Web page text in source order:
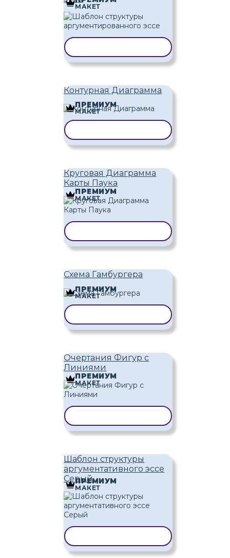
МАКЕТ
Контурная Диаграмма
ПРЕМИУМ
МАКЕТ
Круговая Диаграмма
Карты Паука
ПРЕМИУМ
МАКЕТ
Схема Гамбургера
ПРЕМИУМ
МАКЕТ
Очертания Фигур с
Линиями
ПРЕМИУМ
МАКЕТ
Шаблон структуры
аргументативного эссе
Серый
ПРЕМИУМ
МАКЕТ